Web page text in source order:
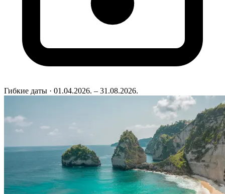
Гибкие даты · 01.04.2026. – 31.08.2026.